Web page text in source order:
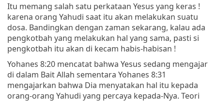
Itu memang salah satu perkataan Yesus yang keras !
karena orang Yahudi saat itu akan melakukan suatu
dosa. Bandingkan dengan zaman sekarang, kalau ada
pengkotbah yang melakukan hal yang sama, pasti si
pengkotbah itu akan di kecam habis-habisan !
Yohanes 8:20 mencatat bahwa Yesus sedang mengajar
di dalam Bait Allah sementara Yohanes 8:31
mengajarkan bahwa Dia menyatakan hal itu kepada
orang-orang Yahudi yang percaya kepada-Nya. Teori